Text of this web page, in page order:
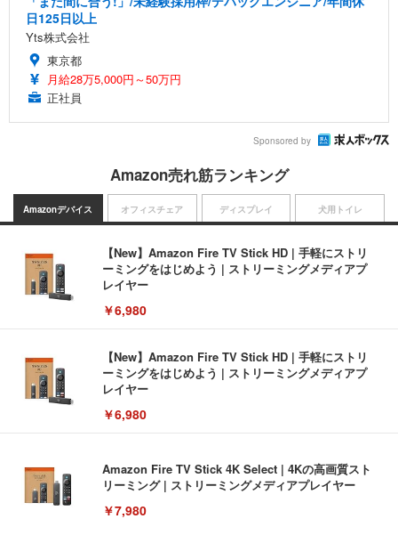
日125日以上
Yts株式会社
東京都
月給28万5,000円～50万円
正社員
Sponsored by
Amazon売れ筋ランキング
Amazonデバイス
【New】Amazon Fire TV Stick HD | 手軽にストリ
ーミングをはじめよう | ストリーミングメディアプ
レイヤー
￥6,980
【New】Amazon Fire TV Stick HD | 手軽にストリ
ーミングをはじめよう | ストリーミングメディアプ
レイヤー
￥6,980
Amazon Fire TV Stick 4K Select | 4Kの高画質スト
リーミング | ストリーミングメディアプレイヤー
￥7,980
オフィスチェア ディスプレイ 犬用トイレ